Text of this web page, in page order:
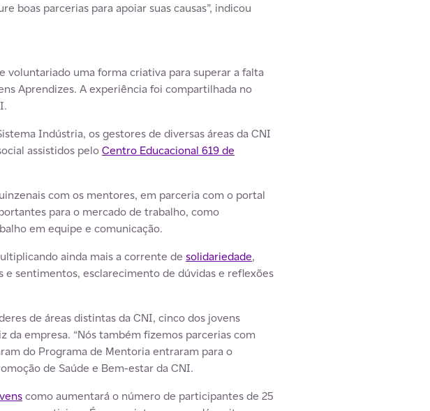
boas parcerias para apoiar suas causas”, indicou
voluntariado uma forma criativa para superar a falta
Aprendizes. A experiência foi compartilhada no
Indústria, os gestores de diversas áreas da CNI
assistidos peloCentro Educacional 619 de
com os mentores, em parceria com o portal
para o mercado de trabalho, como
em equipe e comunicação.
ainda mais a corrente de solidariedade,
sentimentos, esclarecimento de dúvidas e reflexões
de áreas distintas da CNI, cinco dos jovens
empresa. “Nós também fizemos parcerias com
do Programa de Mentoria entraram para o
de Saúde e Bem-estar da CNI.
como aumentará o número de participantes de 25